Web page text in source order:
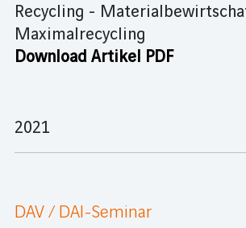
Recycling -
Maximalrecycling
Download Artikel PDF
2021
DAV / DAI-Seminar